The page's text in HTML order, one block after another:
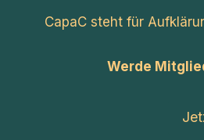
CapaC steht für
Werde